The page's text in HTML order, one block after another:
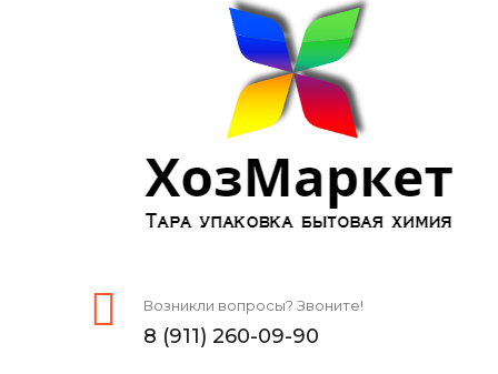
Возникли вопросы? Звоните!
8 (911) 260-09-90